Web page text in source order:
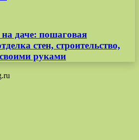
даче: пошаговая
стен, строительство,
своими руками